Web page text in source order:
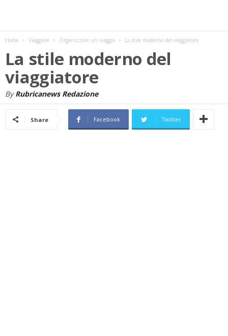
Home Viaggiare Organizzare un viaggio La stile moderno del viaggiatore
La stile moderno del
viaggiatore
By Rubricanews Redazione
Share Facebook Twitter